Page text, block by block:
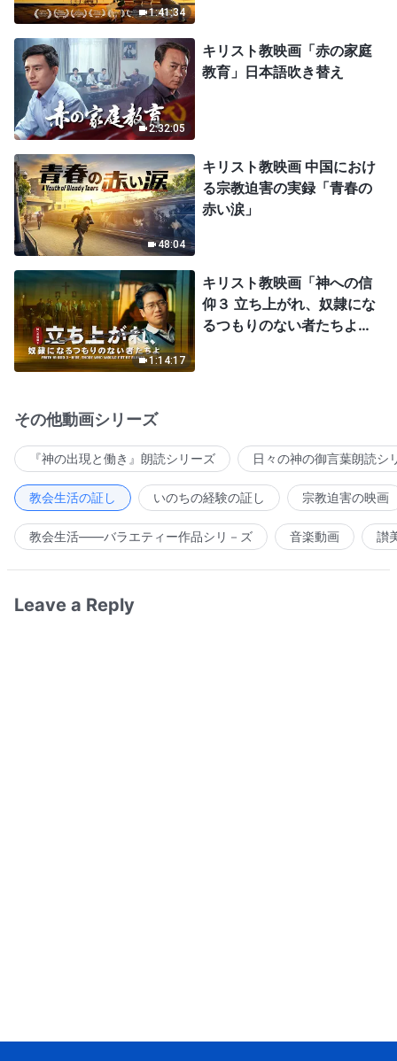
1:41:34
2:32:05
キリスト教映画「赤の家庭
教育」日本語吹き替え
48:04
キリスト教映画 中国におけ
る宗教迫害の実録「青春の
赤い涙」
1:14:17
キリスト教映画「神への信
仰３ 立ち上がれ、奴隷にな
るつもりのない者たちよ」
その他動画シリーズ
『神の出現と働き』朗読シリーズ 日々の神の御言葉朗読シ
教会生活の証し いのちの経験の証し 宗教迫害の映画
教会生活――バラエティー作品シリ－ズ 音楽動画 讃
Leave a Reply